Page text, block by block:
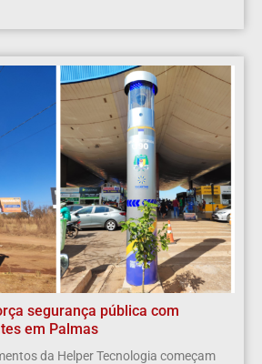
segurança pública com
em Palmas
da Helper Tecnologia começam